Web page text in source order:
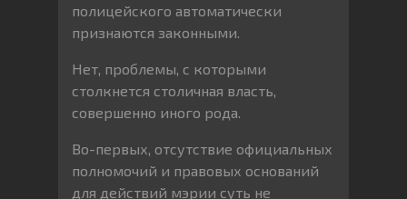
полицейского автоматически
признаются законными.
Нет, проблемы, с которыми
столкнется столичная власть,
совершенно иного рода.
Во-первых, отсутствие официальных
полномочий и правовых оснований
для действий мэрии суть не